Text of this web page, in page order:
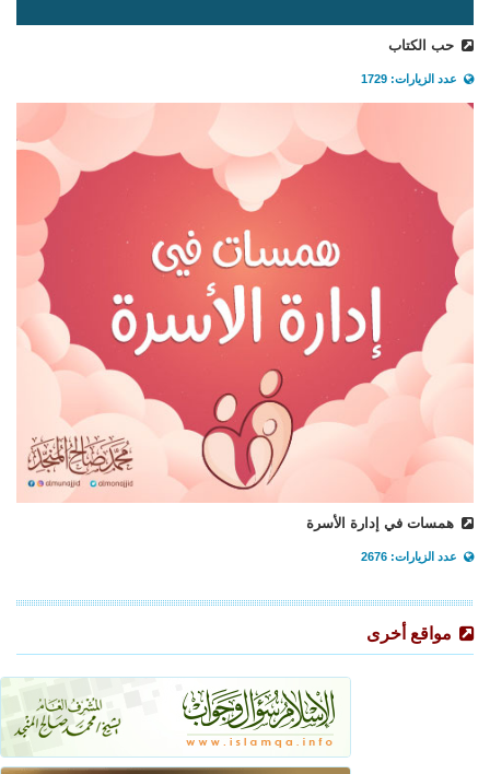
حب الكتاب
عدد الزيارات: 1729
همسات في إدارة الأسرة
عدد الزيارات: 2676
مواقع أخرى